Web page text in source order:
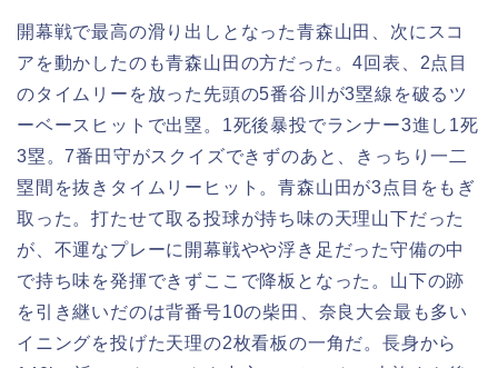
開幕戦で最高の滑り出しとなった青森山田、次にスコ
アを動かしたのも青森山田の方だった。4回表、2点目
のタイムリーを放った先頭の5番谷川が3塁線を破るツ
ーベースヒットで出塁。1死後暴投でランナー3進し1死
3塁。7番田守がスクイズできずのあと、きっちり一二
塁間を抜きタイムリーヒット。青森山田が3点目をもぎ
取った。打たせて取る投球が持ち味の天理山下だった
が、不運なプレーに開幕戦やや浮き足だった守備の中
で持ち味を発揮できずここで降板となった。山下の跡
を引き継いだのは背番号10の柴田、奈良大会最も多い
イニングを投げた天理の2枚看板の一角だ。長身から